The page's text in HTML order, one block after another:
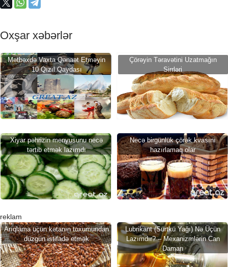
Oxşar xəbərlər
Mətbəxdə Vaxta Qənaət Etməyin
10 Qızıl Qaydası
Çörəyin Təravətini Uzatmağın
Sirrləri
Xiyar pəhrizin menyusunu necə
tərtib etmək lazımdı
Necə birgünlük çörək kvasını
hazırlamaq olar
reklam
Arıqlama üçün kətanın toxumundan
düzgün istifadə etmək
Lubrikant (Sürtkü Yağı) Nə Üçün
Lazımdır? – Mexanizmlərin Can
Damarı